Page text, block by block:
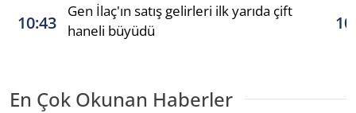
10:43
Gen İlaç'ın satış gelirleri ilk yarıda çift
haneli büyüdü
En Çok Okunan Haberler